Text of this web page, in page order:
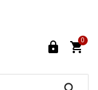
 
0